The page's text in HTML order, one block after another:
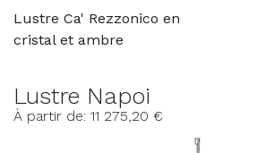
Lustre Ca' Rezzonico en
cristal et ambre
Lustre Napoi
À partir de: 11 275,20 €